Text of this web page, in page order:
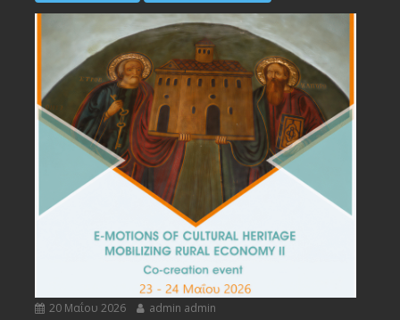
20 Μαΐου 2026 admin admin